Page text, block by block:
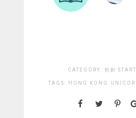
CATEGORY: 初創
TAGS: HONG KONG